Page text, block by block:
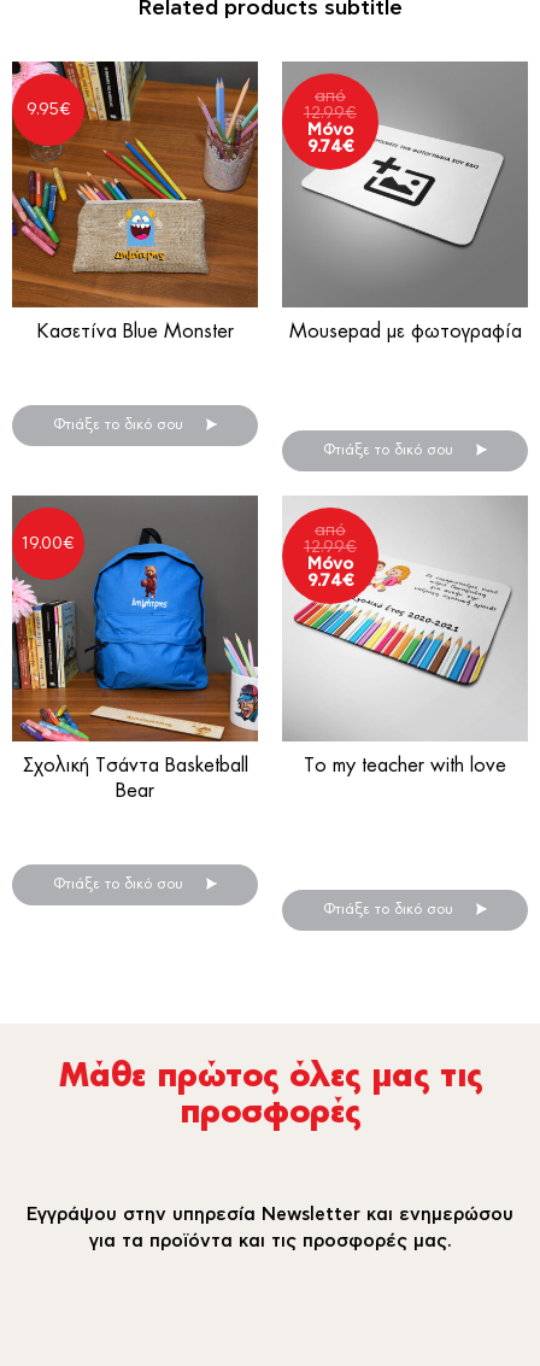
Related products subtitle
Κασετίνα Blue Monster
9.95€
Φτιάξε το δικό σου
Mousepad με φωτογραφία
από
12.99€
Μόνο
9.74€
Φτιάξε το δικό σου
Σχολική Τσάντα Basketball
Bear
19.00€
Φτιάξε το δικό σου
To my teacher with love
από
12.99€
Μόνο
9.74€
Φτιάξε το δικό σου
Μάθε πρώτος όλες µας τις
προσφορές
Εγγράψου στην υπηρεσία Newsletter και ενημερώσου
για τα προϊόντα και τις προσφορές μας.